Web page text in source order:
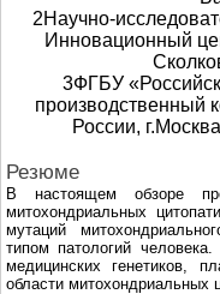
2Научно-
Инновационный
3ФГБУ
производственный
России,
Резюме
В настоящем обзоре
митохондриальных
мутаций
типом патологий
медицинских генетиков,
области митохондриальных